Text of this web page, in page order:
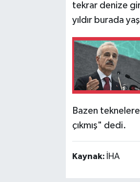
tekrar denize
yıldır burada
Bazen
çıkmış" dedi.
Kaynak: İHA